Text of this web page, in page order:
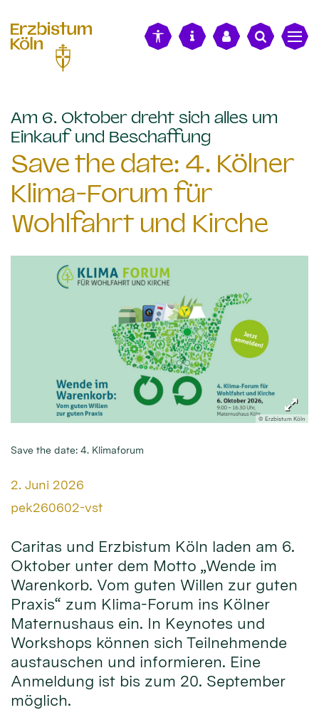
Am 6. Oktober dreht sich alles um
Einkauf und Beschaffung
Save the date: 4. Kölner
Klima-Forum für
Wohlfahrt und Kirche
© Erzbistum Köln
Save the date: 4. Klimaforum
Datum:
2. Juni 2026
Von:
pek260602-vst
Caritas und Erzbistum Köln laden am 6.
Oktober unter dem Motto „Wende im
Warenkorb. Vom guten Willen zur guten
Praxis“ zum Klima-Forum ins Kölner
Maternushaus ein. In Keynotes und
Workshops können sich Teilnehmende
austauschen und informieren. Eine
Anmeldung ist bis zum 20. September
möglich.